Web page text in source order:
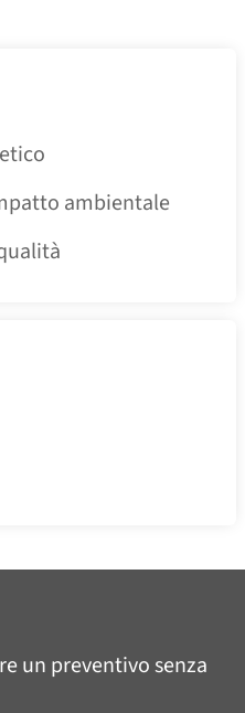
ambientale
un preventivo senza